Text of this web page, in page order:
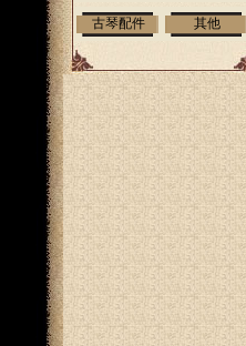
古琴配件 其他